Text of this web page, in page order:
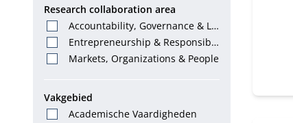
Research collaboration area
Accountability, Governance & La
w
Entrepreneurship & Responsibl
e Leadership
Markets, Organizations & People
Vakgebied
Academische Vaardigheden